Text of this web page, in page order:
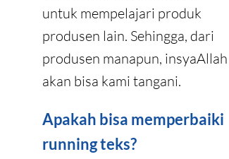
untuk mempelajari produk
produsen lain. Sehingga, dari
produsen manapun, insyaAllah
akan bisa kami tangani.
Apakah bisa memperbaiki
running teks?